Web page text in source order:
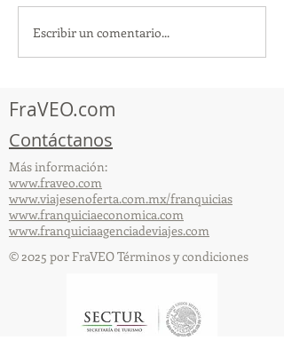
TourTravelynByFraveo
participó en la
Escribir un comentario...
FraVEO.com
Contáctanos
Más información:
www.fraveo.com
www.viajesenoferta.com.mx/franquicias
www.franquiciaeconomica.com
www.franquiciaagenciadeviajes.com
© 2025 por FraVEO Términos y condiciones